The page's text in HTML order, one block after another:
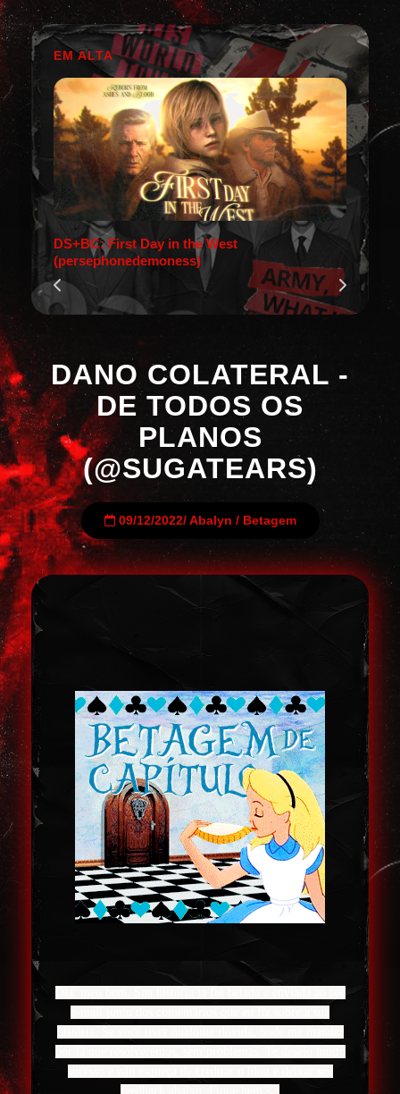
EM ALTA
DS+BC: First Day in the West
(persephonedemoness)
DANO COLATERAL -
DE TODOS OS
PLANOS
(@SUGATEARS)
09/12/2022/ Abalyn / Betagem